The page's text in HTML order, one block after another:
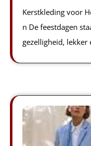
Kerstkleding voor
n De feestdagen
gezelligheid, lekker